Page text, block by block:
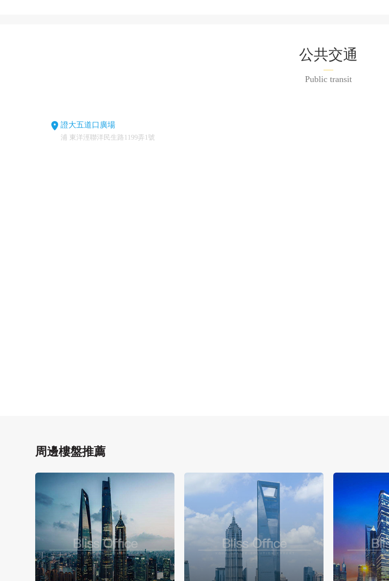
公共交通
Public transit
證大五道口廣場
浦 東洋涇聯洋民生路1199弄1號
周邊樓盤推薦